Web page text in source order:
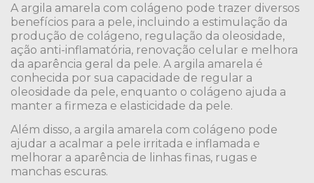
A argila amarela com colágeno pode trazer diversos
benefícios para a pele, incluindo a estimulação da
produção de colágeno, regulação da oleosidade,
ação anti-inflamatória, renovação celular e melhora
da aparência geral da pele. A argila amarela é
conhecida por sua capacidade de regular a
oleosidade da pele, enquanto o colágeno ajuda a
manter a firmeza e elasticidade da pele.
Além disso, a argila amarela com colágeno pode
ajudar a acalmar a pele irritada e inflamada e
melhorar a aparência de linhas finas, rugas e
manchas escuras.